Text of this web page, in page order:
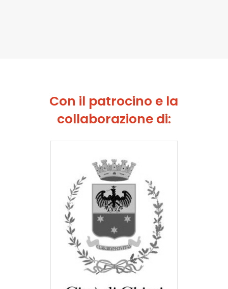
Con il patrocino e la
collaborazione di: